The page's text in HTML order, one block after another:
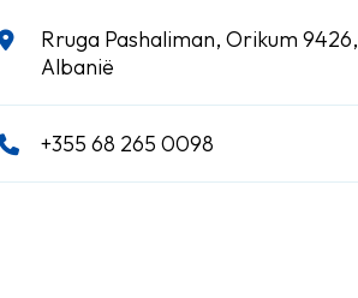
Rruga Pashaliman, Orikum 9426,
Albanië
+355 68 265 0098